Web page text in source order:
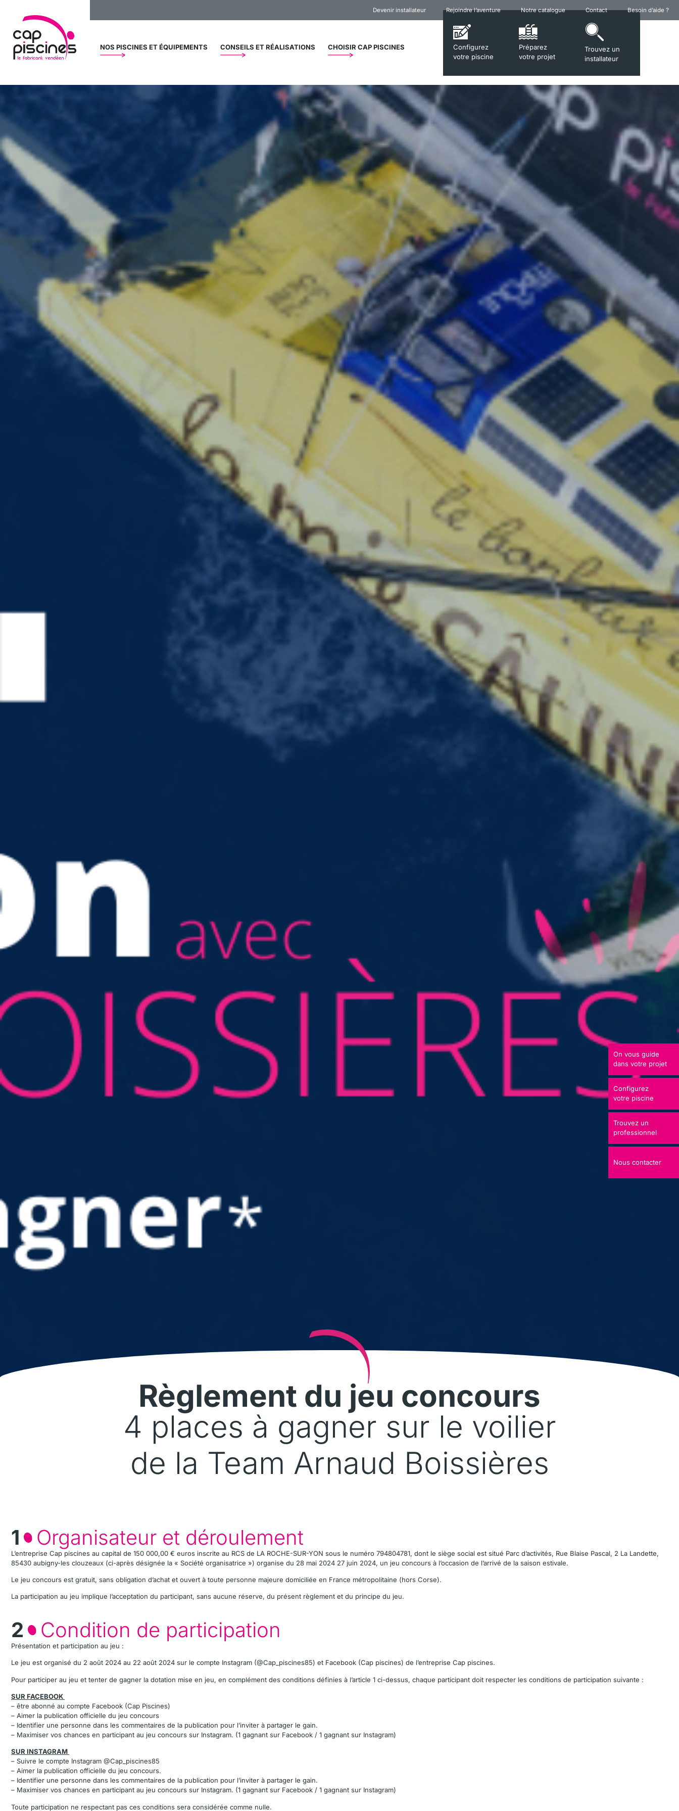
Devenir installateur Rejoindre l’aventure Notre catalogue Contact Besoin d’aide ?
NOS PISCINES ET ÉQUIPEMENTS CONSEILS ET RÉALISATIONS CHOISIR CAP PISCINES
Configurez
votre piscine
Préparez
votre projet
Trouvez un
installateur
Règlement du jeu concours
4 places à gagner sur le voilier
de la Team Arnaud Boissières
1 Organisateur et déroulement
L’entreprise Cap piscines au capital de 150 000,00 € euros inscrite au RCS de LA ROCHE-SUR-YON sous le numéro 794804781, dont le siège social est situé Parc d’activités, Rue Blaise Pascal, 2 La Landette,
85430 aubigny-les clouzeaux (ci-après désignée la « Société organisatrice ») organise du 28 mai 2024 27 juin 2024, un jeu concours à l’occasion de l’arrivé de la saison estivale.
Le jeu concours est gratuit, sans obligation d’achat et ouvert à toute personne majeure domiciliée en France métropolitaine (hors Corse).
La participation au jeu implique l’acceptation du participant, sans aucune réserve, du présent règlement et du principe du jeu.
2 Condition de participation
Présentation et participation au jeu :
Le jeu est organisé du 2 août 2024 au 22 août 2024 sur le compte Instagram (@Cap_piscines85) et Facebook (Cap piscines) de l’entreprise Cap piscines.
Pour participer au jeu et tenter de gagner la dotation mise en jeu, en complément des conditions définies à l’article 1 ci-dessus, chaque participant doit respecter les conditions de participation suivante :
SUR FACEBOOK
– être abonné au compte Facebook (Cap Piscines)
– Aimer la publication officielle du jeu concours
– Identifier une personne dans les commentaires de la publication pour l’inviter à partager le gain.
– Maximiser vos chances en participant au jeu concours sur Instagram. (1 gagnant sur Facebook / 1 gagnant sur Instagram)
SUR INSTAGRAM
– Suivre le compte Instagram @Cap_piscines85
– Aimer la publication officielle du jeu concours.
– Identifier une personne dans les commentaires de la publication pour l’inviter à partager le gain.
– Maximiser vos chances en participant au jeu concours sur Instagram. (1 gagnant sur Facebook / 1 gagnant sur Instagram)
Toute participation ne respectant pas ces conditions sera considérée comme nulle.
On vous guide
dans votre projet
Configurez
votre piscine
Trouvez un
professionnel
Nous contacter